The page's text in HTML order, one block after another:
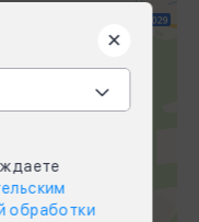
обработки